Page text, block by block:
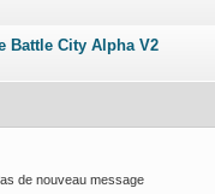
Battle City Alpha V25 Votes
de nouveau message